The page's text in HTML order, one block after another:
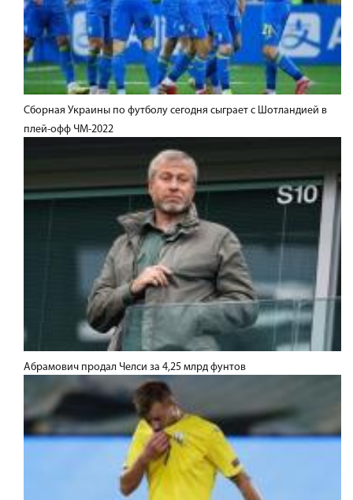
Сборная Украины по футболу сегодня сыграет с Шотландией в
плей-офф ЧМ-2022
Абрамович продал Челси за 4,25 млрд фунтов